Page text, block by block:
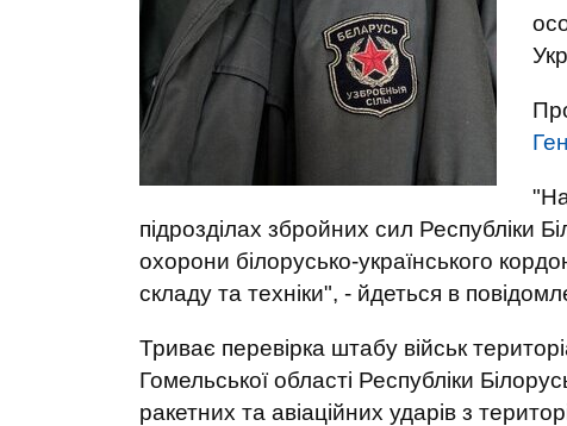
підрозділах збройних сил Республіки
охорони білорусько-українського
складу та техніки", - йдеться в
Триває перевірка штабу військ
Гомельської області Республіки
ракетних та авіаційних ударів з